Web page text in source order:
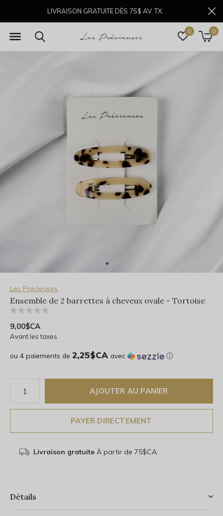
0 0
LIVRAISON GRATUITE DÈS 75$ AV. TX.
Les Précieuses
Ensemble de 2 barrettes à cheveux ovale - Tortoise
9,00$CA
Avant les taxes
ou 4 paiements de 2,25$CA avec ⓘ
AJOUTER AU PANIER
PAYER DIRECTEMENT
Livraison gratuiteÀ partir de 75$CA
Détails